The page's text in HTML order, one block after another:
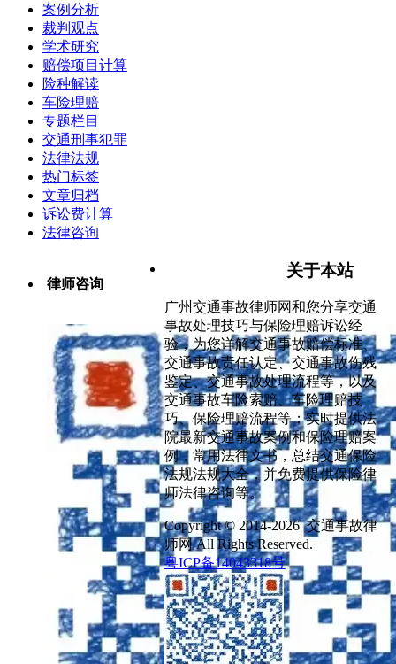
案例分析
裁判观点
学术研究
赔偿项目计算
险种解读
车险理赔
专题栏目
交通刑事犯罪
法律法规
热门标签
文章归档
诉讼费计算
法律咨询
律师咨询
关于本站
广州交通事故律师网和您分享交通
事故处理技巧与保险理赔诉讼经
验，为您详解交通事故赔偿标准、
交通事故责任认定、交通事故伤残
鉴定、交通事故处理流程等，以及
交通事故车险索赔、车险理赔技
巧、保险理赔流程等；实时提供法
院最新交通事故案例和保险理赔案
例，常用法律文书，总结交通保险
法规法规大全，并免费提供保险律
师法律咨询等。
Copyright © 2014-2026 交通事故律
师网 All Rights Reserved.
粤ICP备14043318号